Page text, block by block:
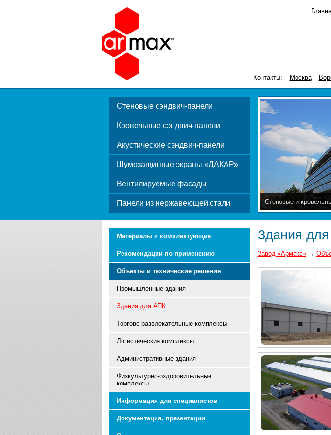
Контакты: Москва
Стеновые сэндвич-панели
Кровельные сэндвич-панели
Акустические сэндвич-панели
Шумозащитные экраны «ДАКАР»
Вентилируемые фасады
Панели из нержавеющей стали Стеновые и
Материалы и комплектующие
Рекомендации по применению
Объекты и технические решения
Промышленные здания
Здания для АПК
Торгово-развлекательные комплексы
Логистические комплексы
Административные здания
Физкультурно-оздоровительные
комплексы
Информация для специалистов
Документация, презентации
Здания
Завод «Армакс» →